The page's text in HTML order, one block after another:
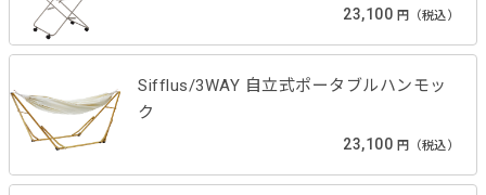
23,100 円（税込）
Sifflus/3WAY 自立式ポータブルハンモッ
ク
23,100 円（税込）